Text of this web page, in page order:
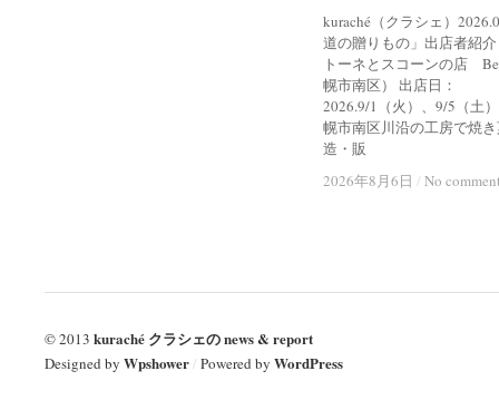
kuraché（クラシェ）
道の贈りもの」出店者紹
トーネとスコーンの店
幌市南区） 出店日：
2026.9/1（火）、9/5（土
幌市南区川沿の工房で焼
造・販
2026年8月6日 / No
2026年8月6日 / No
© 2013 kuraché クラシェの news & report
Designed by Wpshower/ Powered by WordPress